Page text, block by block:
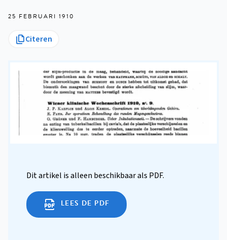
25 FEBRUARI 1910
Citeren
Dit artikel is alleen beschikbaar als PDF.
LEES DE PDF